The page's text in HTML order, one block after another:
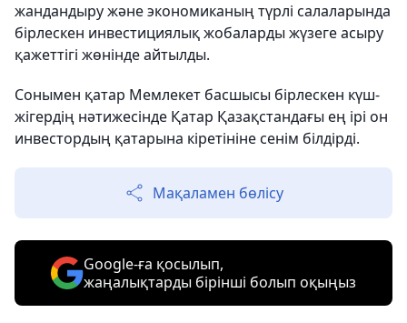
жандандыру және экономиканың түрлі салаларында
бірлескен инвестициялық жобаларды жүзеге асыру
қажеттігі жөнінде айтылды.
Сонымен қатар Мемлекет басшысы бірлескен күш-
жігердің нәтижесінде Қатар Қазақстандағы ең ірі он
инвестордың қатарына кіретініне сенім білдірді.
Мақаламен бөлісу
Google-ға қосылып,
жаңалықтарды бірінші болып оқыңыз